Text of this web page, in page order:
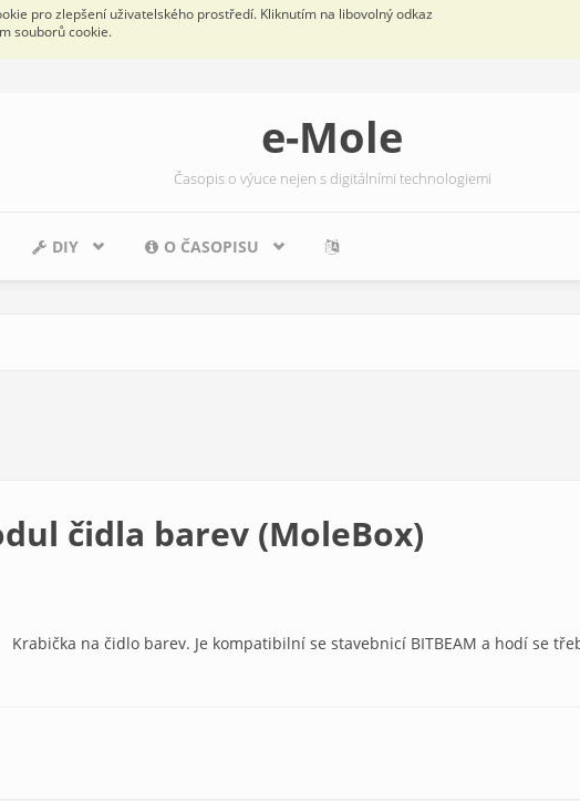
pro zlepšení uživatelského prostředí. Kliknutím na libovolný odkaz
souborů cookie.
e-Mole
Časopis o výuce nejen s digitálními technologiemi
DIY O ČASOPISU
čidla barev (MoleBox)
Krabička na čidlo barev. Je kompatibilní se stavebnicí BITBEAM a hodí se